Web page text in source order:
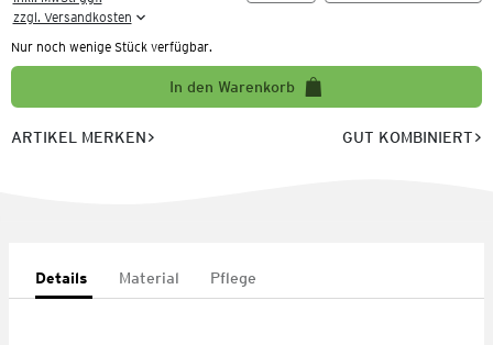
zzgl. Versandkosten
Nur noch wenige Stück verfügbar.
In den Warenkorb
ARTIKEL MERKEN GUT KOMBINIERT
Details Material Pflege